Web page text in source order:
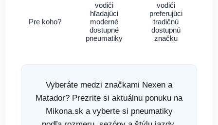
Pre koho?
vodiči
hľadajúci
moderné
dostupné
pneumatiky
vodiči
preferujúci
tradičnú
dostupnú
značku
Vyberáte medzi značkami Nexen a
Matador? Prezrite si aktuálnu ponuku na
Mikona.sk a vyberte si pneumatiky